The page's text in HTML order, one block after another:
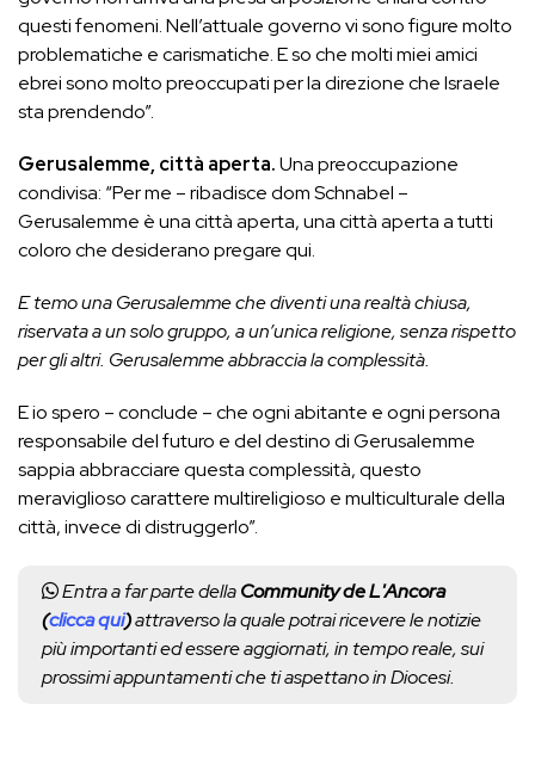
questi fenomeni. Nell’attuale governo vi sono figure molto
problematiche e carismatiche. E so che molti miei amici
ebrei sono molto preoccupati per la direzione che Israele
sta prendendo”.
Gerusalemme, città aperta.Una preoccupazione
condivisa: “Per me – ribadisce dom Schnabel –
Gerusalemme è una città aperta, una città aperta a tutti
coloro che desiderano pregare qui.
E temo una Gerusalemme che diventi una realtà chiusa,
riservata a un solo gruppo, a un’unica religione, senza rispetto
per gli altri. Gerusalemme abbraccia la complessità.
E io spero – conclude – che ogni abitante e ogni persona
responsabile del futuro e del destino di Gerusalemme
sappia abbracciare questa complessità, questo
meraviglioso carattere multireligioso e multiculturale della
città, invece di distruggerlo”.
Entra a far parte dellaCommunity de L'Ancora
(clicca qui)attraverso la quale potrai ricevere le notizie
più importanti ed essere aggiornati, in tempo reale, sui
prossimi appuntamenti che ti aspettano in Diocesi.